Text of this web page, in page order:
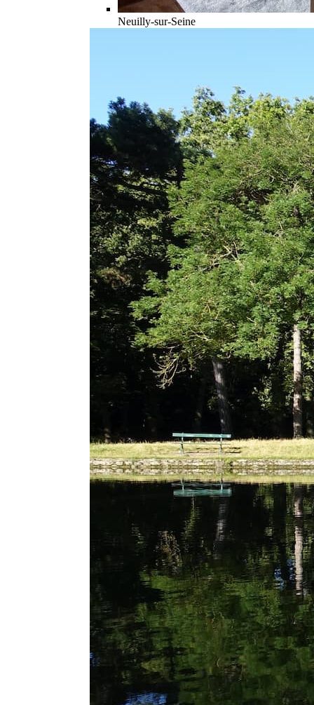
Neuilly-sur-Seine